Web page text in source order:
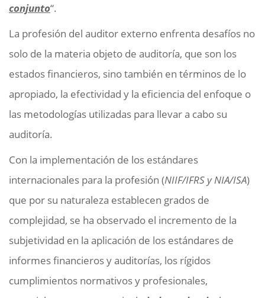
conjunto“.
La profesión del auditor externo enfrenta desafíos no
solo de la materia objeto de auditoría, que son los
estados financieros, sino también en términos de lo
apropiado, la efectividad y la eficiencia del enfoque o
las metodologías utilizadas para llevar a cabo su
auditoría.
Con la implementación de los estándares
internacionales para la profesión (NIIF/IFRS y NIA/ISA)
que por su naturaleza establecen grados de
complejidad, se ha observado el incremento de la
subjetividad en la aplicación de los estándares de
informes financieros y auditorías, los rígidos
cumplimientos normativos y profesionales,